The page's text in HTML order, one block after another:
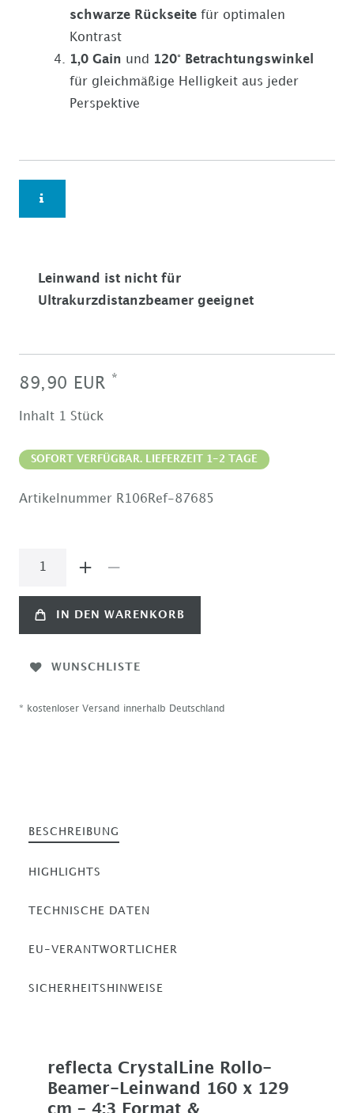
schwarze Rückseite für optimalen
Kontrast
1,0 Gain und
120° Betrachtungswinkel
für gleichmäßige Helligkeit aus jeder
Perspektive
Leinwand ist nicht für
Ultrakurzdistanzbeamer geeignet
89,90 EUR *
Inhalt Stück
SOFORT VERFÜGBAR. LIEFERZEIT 1-2 TAGE
Artikelnummer R106Ref-87685
IN DEN WARENKORB
WUNSCHLISTE
* kostenloser Versand innerhalb Deutschland
BESCHREIBUNG
HIGHLIGHTS
TECHNISCHE DATEN
EU-VERANTWORTLICHER
SICHERHEITSHINWEISE
reflecta CrystalLine Rollo-
Beamer-Leinwand 160 x 129
cm – 4:3 Format &